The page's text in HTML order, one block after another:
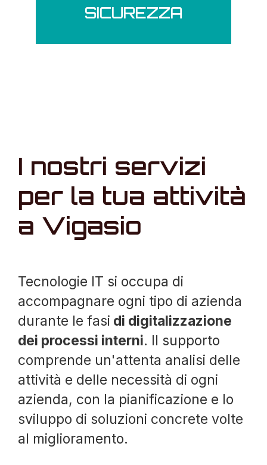
SICUREZZA
I nostri servizi
per la tua attività
a Vigasio
Tecnologie IT si occupa di
accompagnare ogni tipo di azienda
durante le fasi di digitalizzazione
dei processi interni. Il supporto
comprende un'attenta analisi delle
attività e delle necessità di ogni
azienda, con la pianificazione e lo
sviluppo di soluzioni concrete volte
al miglioramento.